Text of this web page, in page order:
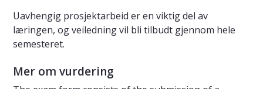
Uavhengig prosjektarbeid er en viktig del av
læringen, og veiledning vil bli tilbudt gjennom hele
semesteret.
Mer om vurdering